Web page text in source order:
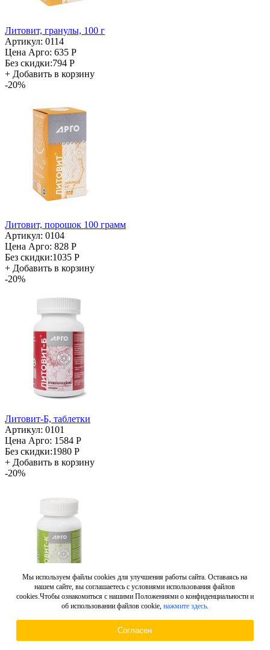
Литовит, гранулы, 100 г
Артикул: 0114
Цена Арго: 635 Р
Без скидки:794 Р
+ Добавить в корзину
-20%
Литовит, порошок 100 грамм
Артикул: 0104
Цена Арго: 828 Р
Без скидки:1035 Р
+ Добавить в корзину
-20%
Литовит-Б, таблетки
Артикул: 0101
Цена Арго: 1584 Р
Без скидки:1980 Р
+ Добавить в корзину
-20%
Артикул: 0102
Мы используем файлы cookies для улучшения работы сайта. Оставаясь на
нашем сайте, вы соглашаетесь с условиями использования файлов
cookies.Чтобы ознакомиться с нашими Положениями о конфиденциальности и
об использовании файлов cookie, нажмите здесь.
Согласен